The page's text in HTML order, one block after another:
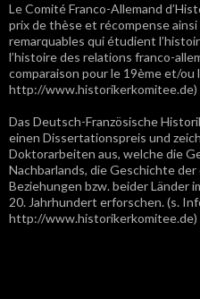
Le Comité Franco-Allemand
prix de thèse et récompense
remarquables qui étudient
l’histoire des relations franco-
comparaison pour le 19ème et/ou
http://www.historikerkomitee.de)
Das Deutsch-Französische
einen Dissertationspreis und
Doktorarbeiten aus, welche die
Nachbarlands, die Geschichte
Beziehungen bzw. beider Länder
20. Jahrhundert erforschen. (s.
http://www.historikerkomitee.de)